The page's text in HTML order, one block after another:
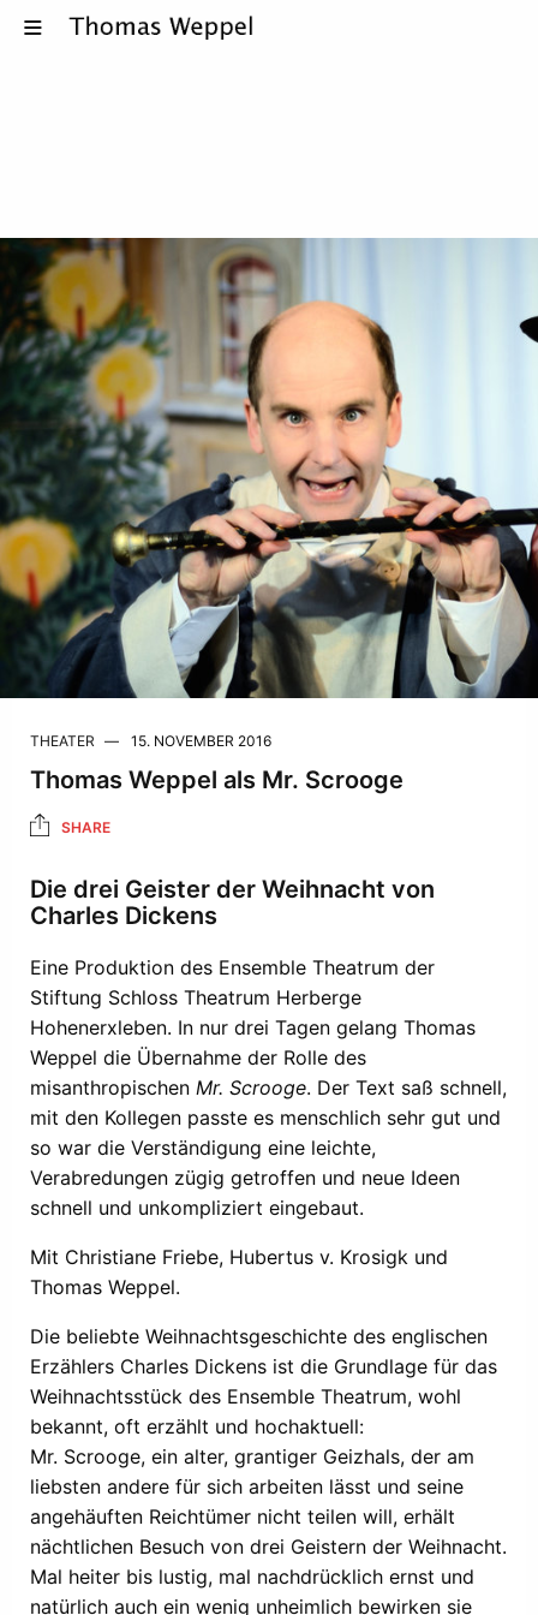
THEATER 15. NOVEMBER 2016
Thomas Weppel als Mr. Scrooge
SHARE
Die drei Geister der Weihnacht von
Charles Dickens
Eine Produktion des Ensemble Theatrum der
Stiftung Schloss Theatrum Herberge
Hohenerxleben. In nur drei Tagen gelang Thomas
Weppel die Übernahme der Rolle des
misanthropischen Mr. Scrooge. Der Text saß schnell,
mit den Kollegen passte es menschlich sehr gut und
so war die Verständigung eine leichte,
Verabredungen zügig getroffen und neue Ideen
schnell und unkompliziert eingebaut.
Mit Christiane Friebe, Hubertus v. Krosigk und
Thomas Weppel.
Die beliebte Weihnachtsgeschichte des englischen
Erzählers Charles Dickens ist die Grundlage für das
Weihnachtsstück des Ensemble Theatrum, wohl
bekannt, oft erzählt und hochaktuell:
Mr. Scrooge, ein alter, grantiger Geizhals, der am
liebsten andere für sich arbeiten lässt und seine
angehäuften Reichtümer nicht teilen will, erhält
nächtlichen Besuch von drei Geistern der Weihnacht.
Mal heiter bis lustig, mal nachdrücklich ernst und
natürlich auch ein wenig unheimlich bewirken sie